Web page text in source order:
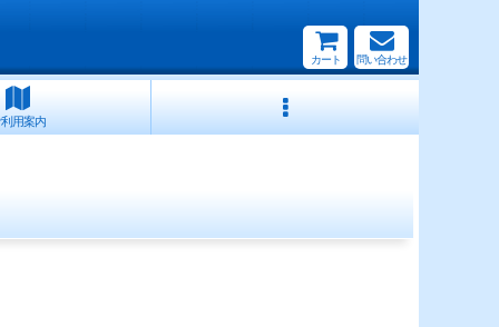
カート 問い合わせ
用案内